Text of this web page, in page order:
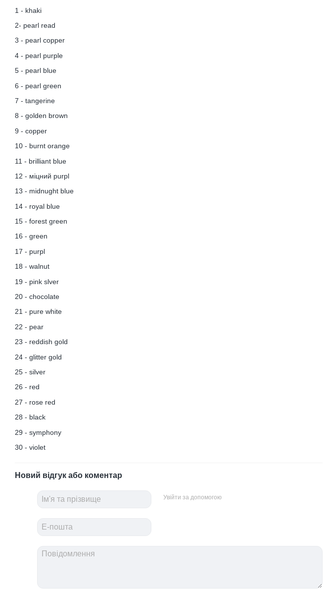
1 - khaki
2- pearl read
3 - pearl copper
4 - pearl purple
5 - pearl blue
6 - pearl green
7 - tangerine
8 - golden brown
9 - copper
10 - burnt orange
11 - brilliant blue
12 - міцний purpl
13 - midnught blue
14 - royal blue
15 - forest green
16 - green
17 - purpl
18 - walnut
19 - pink slver
20 - chocolate
21 - pure white
22 - pear
23 - reddish gold
24 - glitter gold
25 - silver
26 - red
27 - rose red
28 - black
29 - symphony
30 - violet
Новий відгук або коментар
Увійти за допомогою